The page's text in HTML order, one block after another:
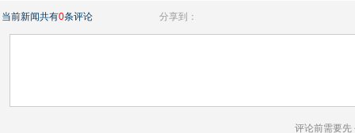
当前新闻共有0条评论 分享到：
评论前需要先